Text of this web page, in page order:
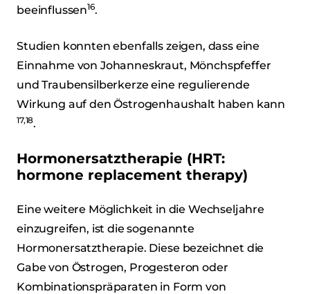
beeinflussen16.
Studien konnten ebenfalls zeigen, dass eine
Einnahme von Johanneskraut, Mönchspfeffer
und Traubensilberkerze eine regulierende
Wirkung auf den Östrogenhaushalt haben kann
17,18.
Hormonersatztherapie (HRT:
hormone replacement therapy)
Eine weitere Möglichkeit in die Wechseljahre
einzugreifen, ist die sogenannte
Hormonersatztherapie. Diese bezeichnet die
Gabe von Östrogen, Progesteron oder
Kombinationspräparaten in Form von